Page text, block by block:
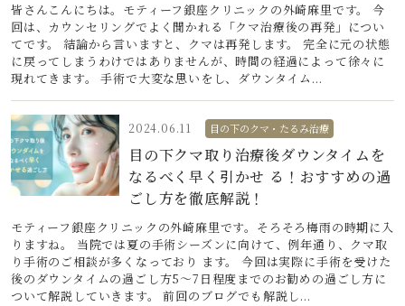
皆さんこんにちは。モティーフ銀座クリニックの外崎麻里です。 今
回は、カウンセリングでよく聞かれる「クマ治療後の再発」につい
てです。 結論から言いますと、クマは再発します。 完全に元の状態
に戻ってしまうわけではありませんが、時間の経過によって徐々に
現れてきます。 手術で大変な思いをし、ダウンタイム...
2024.06.11 目の下のクマ・たるみ治療
目の下クマ取り治療後ダウンタイムを
なるべく早く引かせ る！おすすめの過
ごし方を徹底解説！
モティーフ銀座クリニックの外崎麻里です。そろそろ梅雨の時期に入
りますね。 当院では夏の手術シーズンに向けて、例年通り、クマ取
り手術のご相談が多くなっており ます。 今回は実際に手術を受けた
後のダウンタイムの過ごし方5～7日程度までのお勧めの過ごし方に
ついて解説していきます。 前回のブログでも解説し...